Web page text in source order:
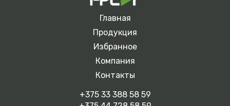
Главная
Продукция
Избранное
Компания
Контакты
+375 33 388 58 59